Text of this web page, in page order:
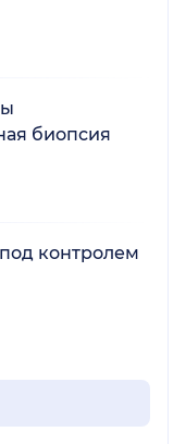
биопсия
контролем